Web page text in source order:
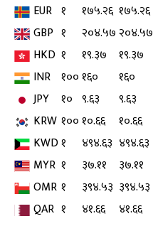
EUR १ १७५.२६ १७५.२६
GBP १ २०४.५७ २०४.५७
HKD १ १९.३७
१९.३७
INR १००१६०
१६०
JPY
१० ९.६३
९.६३
KRW १००१०.६६
१०.६६
KWD१ ४९४.६३ ४९४.६३
MYR १ ३७.११
३७.११
OMR १ ३९४.५३ ३९४.५३
QAR १ ४१.६६
४१.६६